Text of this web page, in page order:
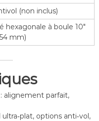
(non inclus)
hexagonale à boule 10″
mm)
alignement parfait,
options anti‑vol,